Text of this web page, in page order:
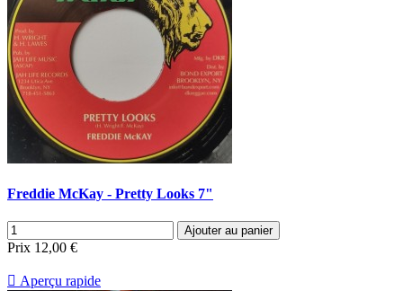
Freddie McKay - Pretty Looks 7"
Ajouter au panier
Prix 12,00 €
 Aperçu rapide